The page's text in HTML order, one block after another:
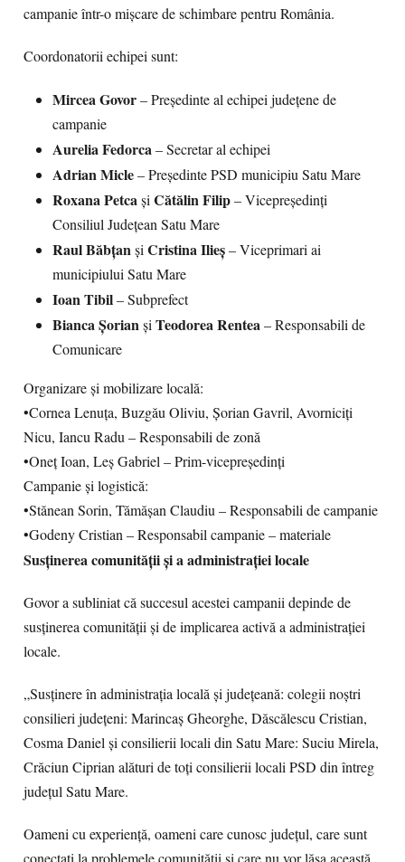
campanie într-o mișcare de schimbare pentru România.
Coordonatorii echipei sunt:
Mircea Govor– Președinte al echipei județene de
campanie
Aurelia Fedorca– Secretar al echipei
Adrian Micle– Președinte PSD municipiu Satu Mare
Roxana PetcașiCătălin Filip– Vicepreședinți
Consiliul Județean Satu Mare
Raul BăbțanșiCristina Ilieș– Viceprimari ai
municipiului Satu Mare
Ioan Tibil– Subprefect
Bianca ȘorianșiTeodorea Rentea– Responsabili de
Comunicare
Organizare și mobilizare locală:
•Cornea Lenuța, Buzgău Oliviu, Șorian Gavril, Avorniciți
Nicu, Iancu Radu – Responsabili de zonă
•Oneț Ioan, Leș Gabriel – Prim-vicepreședinți
Campanie și logistică:
•Stănean Sorin, Tămășan Claudiu – Responsabili de campanie
•Godeny Cristian – Responsabil campanie – materiale
Susținerea comunității și a administrației locale
Govor a subliniat că succesul acestei campanii depinde de
susținerea comunității și de implicarea activă a administrației
locale.
„Susținere în administrația locală și județeană: colegii noștri
consilieri județeni: Marincaș Gheorghe, Dăscălescu Cristian,
Cosma Daniel și consilierii locali din Satu Mare: Suciu Mirela,
Crăciun Ciprian alături de toți consilierii locali PSD din întreg
județul Satu Mare.
Oameni cu experiență, oameni care cunosc județul, care sunt